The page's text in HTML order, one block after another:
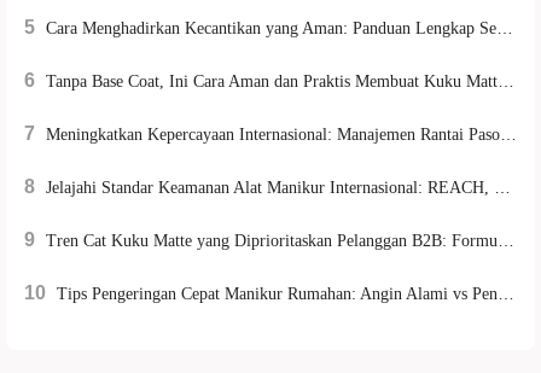
5 Cara Menghadirkan Kecantikan yang Aman: Panduan Lengkap Sertifikasi dan Ekspor Kuku Berlian Imitasi untuk Pasar Global
6 Tanpa Base Coat, Ini Cara Aman dan Praktis Membuat Kuku Matte di Rumah
7 Meningkatkan Kepercayaan Internasional: Manajemen Rantai Pasok yang Kompatibel Membuka Pasar Eropa dan Amerika untuk Produk Kosmetik
8 Jelajahi Standar Keamanan Alat Manikur Internasional: REACH, FDA, CE Kendali Ketat Mutu Produk
9 Tren Cat Kuku Matte yang Diprioritaskan Pelanggan B2B: Formula Ramah Lingkungan dan Pengalaman DIY
10 Tips Pengeringan Cepat Manikur Rumahan: Angin Alami vs Penerangan Lampu UV, Yang Mana Lebih Efisien?